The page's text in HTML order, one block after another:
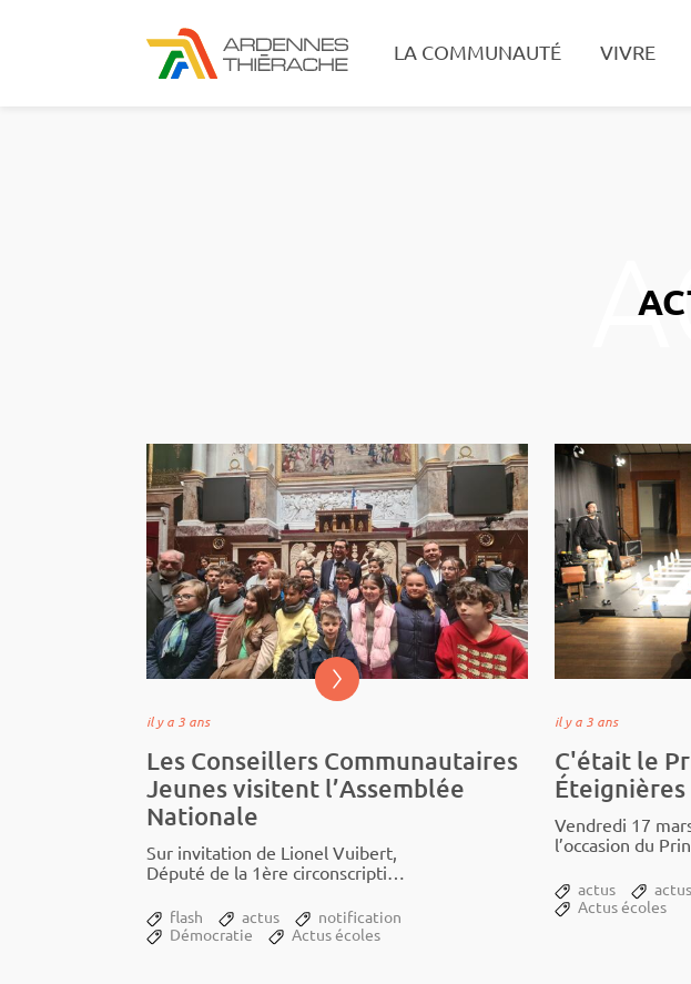
LA COMMUNAUTÉ VIVRE
Les Conseillers Communautaires
Jeunes visitent l’Assemblée
Nationale
il y a 3 ans
Sur invi­ta­tion de Lionel Vuibert,
Député de la 1ère circons­crip­tion
Commu­nau­taire Jeunes
Ardennes Thié­rache...
flash actus
notification
Démocratie
Actus écoles
C'était le
Éteignières
il y a 3 ans
Vendredi 17
l’oc­­ca­­­sion du
actus
Actus écoles